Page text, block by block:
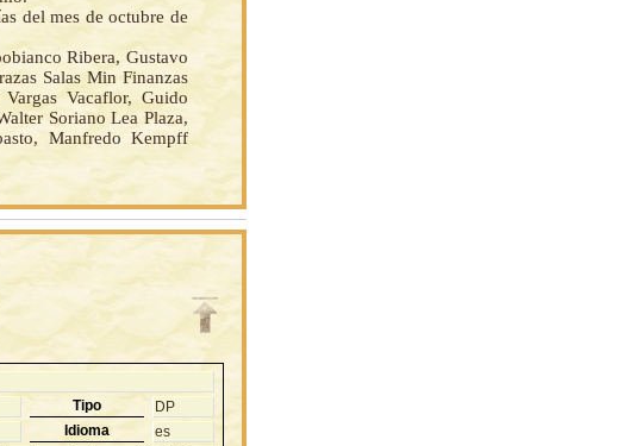
del mes de octubre de
Ribera, Gustavo
Salas Min Finanzas
Vacaflor, Guido
Soriano Lea Plaza,
Manfredo Kempff
Tipo
DP
Idioma es